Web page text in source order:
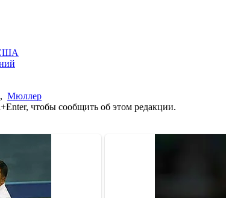
США
, Мюллер
чтобы сообщить об этом редакции.